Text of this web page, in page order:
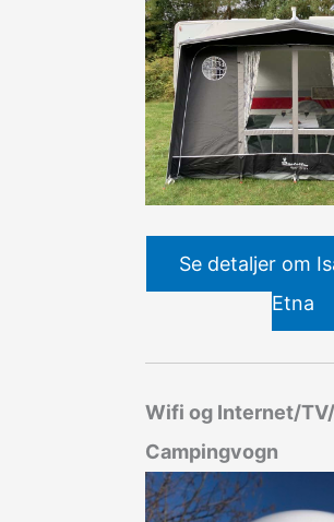
Se detaljer om
Etna
Wifi og Internet/
Campingvogn